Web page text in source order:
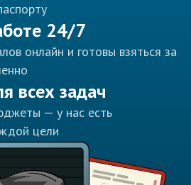
24/7
онлайн и готовы взяться за
всех задач
— у нас есть
цели